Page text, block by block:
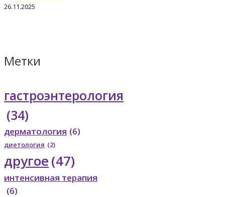
26.11.2025
Метки
гастроэнтерология
(34)
дерматология (6)
диетология (2)
другое(47)
интенсивная терапия
(6)